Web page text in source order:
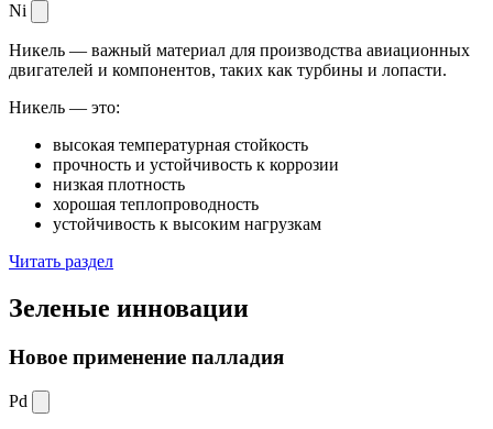
Ni
Никель — важный материал для производства авиационных
двигателей и компонентов, таких как турбины и лопасти.
Никель — это:
высокая температурная стойкость
прочность и устойчивость к коррозии
низкая плотность
хорошая теплопроводность
устойчивость к высоким нагрузкам
Читать раздел
Зеленые инновации
Новое применение палладия
Pd